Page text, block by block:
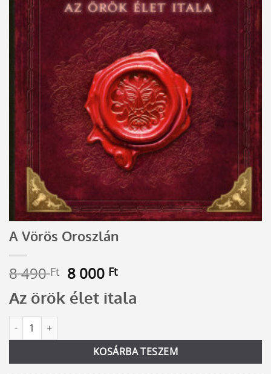
A Vörös Oroszlán
8 490Ft Original
price
was:
8 000 FtCurrent
price
is:
Az örök élet itala
A Vörös Oroszlán mennyiség
KOSÁRBA TESZEM
Alternative: